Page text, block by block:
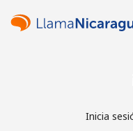
Inicia